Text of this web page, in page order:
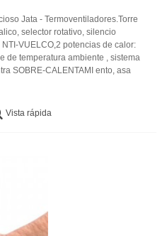
Jata - Termoventiladores.Torre
selector rotativo, silencio
VUELCO,2 potencias de calor:
de temperatura ambiente , sistema
SOBRE-CALENTAMI ento, asa
Vista rápida